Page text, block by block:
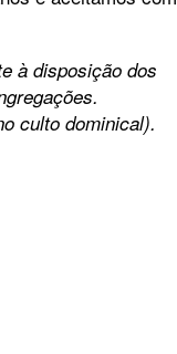
à disposição dos
culto dominical).